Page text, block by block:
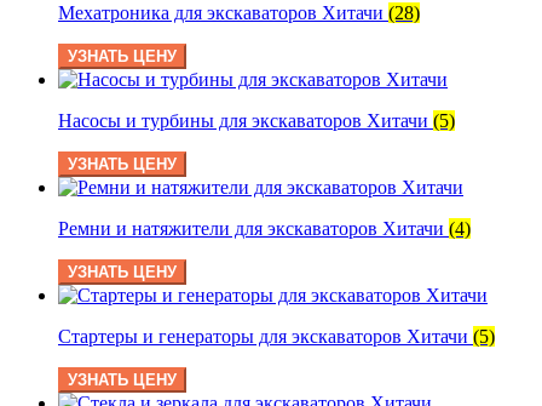
Мехатроника для экскаваторов Хитачи (28)
УЗНАТЬ ЦЕНУ
Насосы и турбины для экскаваторов Хитачи (5)
УЗНАТЬ ЦЕНУ
Ремни и натяжители для экскаваторов Хитачи (4)
УЗНАТЬ ЦЕНУ
Стартеры и генераторы для экскаваторов Хитачи (5)
УЗНАТЬ ЦЕНУ